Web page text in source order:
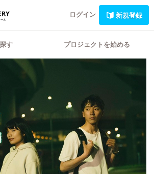
ログイン 新規登録
す プロジェクトを始める